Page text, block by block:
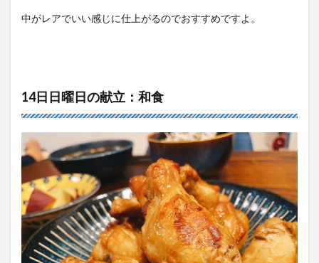
中がレアでいい感じに仕上がるのでおすすめですよ。
14日日曜日の献立：和食